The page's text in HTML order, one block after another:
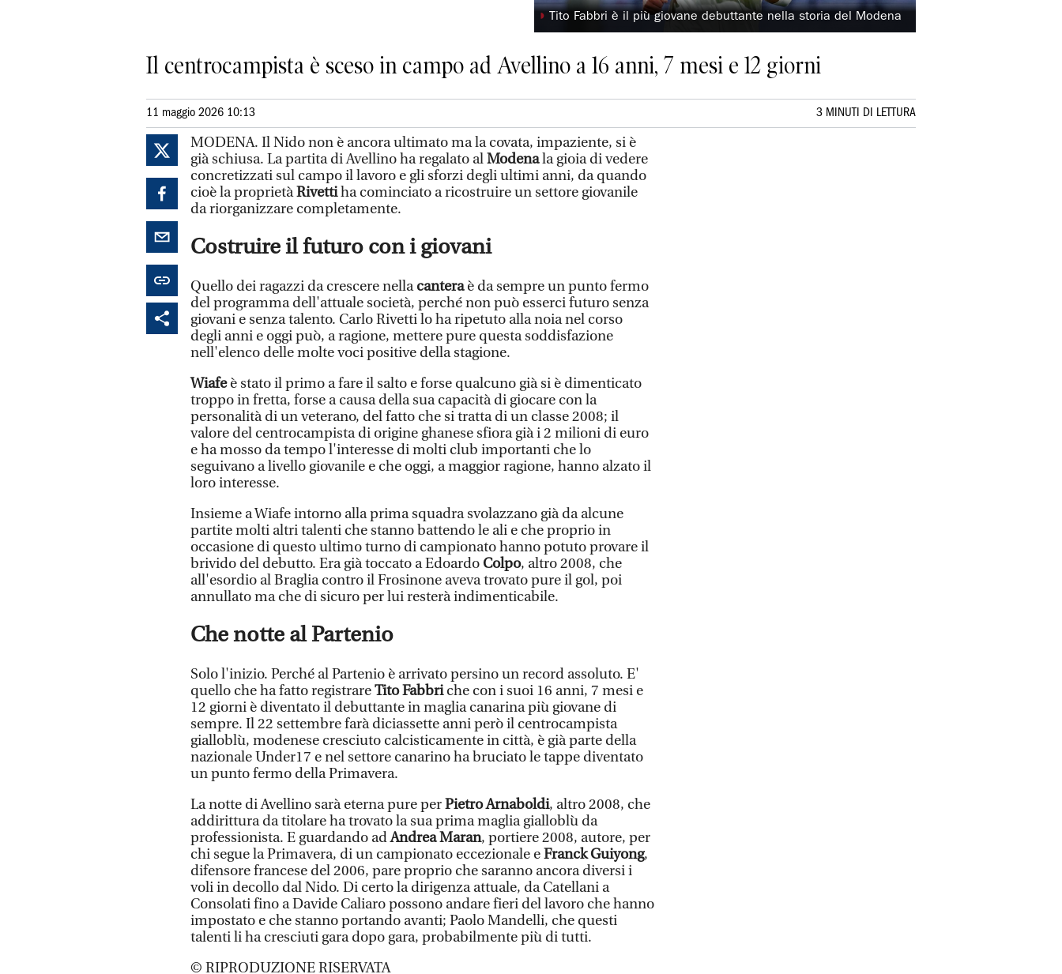
◗ Tito Fabbri è il più giovane debuttante nella storia del Modena
Il centrocampista è sceso in campo ad Avellino a 16 anni, 7 mesi e 12 giorni
11 maggio 2026 10:13 3 MINUTI DI LETTURA
MODENA. Il Nido non è ancora ultimato ma la covata, impaziente, si è
già schiusa. La partita di Avellino ha regalato alModenala gioia di vedere
concretizzati sul campo il lavoro e gli sforzi degli ultimi anni, da quando
cioè la proprietàRivettiha cominciato a ricostruire un settore giovanile
da riorganizzare completamente.
Costruire il futuro con i giovani
Quello dei ragazzi da crescere nellacanteraè da sempre un punto fermo
del programma dell'attuale società, perché non può esserci futuro senza
giovani e senza talento. Carlo Rivetti lo ha ripetuto alla noia nel corso
degli anni e oggi può, a ragione, mettere pure questa soddisfazione
nell'elenco delle molte voci positive della stagione.
Wiafeè stato il primo a fare il salto e forse qualcuno già si è dimenticato
troppo in fretta, forse a causa della sua capacità di giocare con la
personalità di un veterano, del fatto che si tratta di un classe 2008; il
valore del centrocampista di origine ghanese sfiora già i 2 milioni di euro
e ha mosso da tempo l'interesse di molti club importanti che lo
seguivano a livello giovanile e che oggi, a maggior ragione, hanno alzato il
loro interesse.
Insieme a Wiafe intorno alla prima squadra svolazzano già da alcune
partite molti altri talenti che stanno battendo le ali e che proprio in
occasione di questo ultimo turno di campionato hanno potuto provare il
brivido del debutto. Era già toccato a Edoardo Colpo, altro 2008, che
all'esordio al Braglia contro il Frosinone aveva trovato pure il gol, poi
annullato ma che di sicuro per lui resterà indimenticabile.
Che notte al Partenio
Solo l'inizio. Perché al Partenio è arrivato persino un record assoluto. E'
quello che ha fatto registrareTito Fabbriche con i suoi 16 anni, 7 mesi e
12 giorni è diventato il debuttante in maglia canarina più giovane di
sempre. Il 22 settembre farà diciassette anni però il centrocampista
gialloblù, modenese cresciuto calcisticamente in città, è già parte della
nazionale Under17 e nel settore canarino ha bruciato le tappe diventato
un punto fermo della Primavera.
La notte di Avellino sarà eterna pure perPietro Arnaboldi, altro 2008, che
addirittura da titolare ha trovato la sua prima maglia gialloblù da
professionista. E guardando adAndrea Maran, portiere 2008, autore, per
chi segue la Primavera, di un campionato eccezionale eFranck Guiyong,
difensore francese del 2006, pare proprio che saranno ancora diversi i
voli in decollo dal Nido. Di certo la dirigenza attuale, da Catellani a
Consolati fino a Davide Caliaro possono andare fieri del lavoro che hanno
impostato e che stanno portando avanti; Paolo Mandelli, che questi
talenti li ha cresciuti gara dopo gara, probabilmente più di tutti.
© RIPRODUZIONE RISERVATA